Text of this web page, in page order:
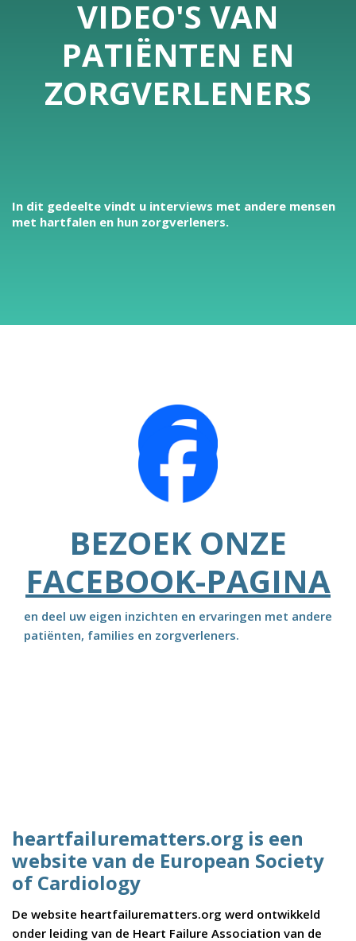
VIDEO'S VAN
PATIËNTEN EN
ZORGVERLENERS
In dit gedeelte vindt u interviews met andere mensen
met hartfalen en hun zorgverleners.
BEZOEK ONZE
FACEBOOK-PAGINA
en deel uw eigen inzichten en ervaringen met andere
patiënten, families en zorgverleners.
heartfailurematters.org is een
website van de European Society
of Cardiology
De website heartfailurematters.org werd ontwikkeld
onder leiding van de Heart Failure Association van de